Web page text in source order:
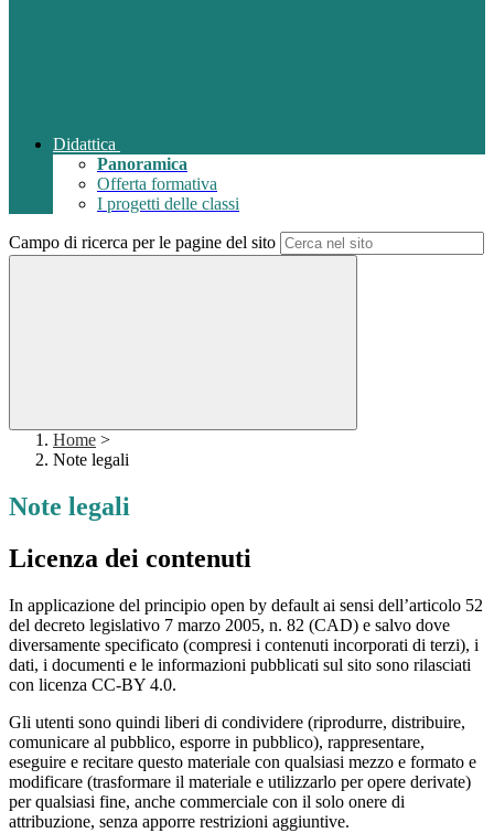
Didattica
Panoramica
Offerta formativa
I progetti delle classi
Campo di ricerca per le pagine del sito
Home >
Note legali
Note legali
Licenza dei contenuti
In applicazione del principio open by default ai sensi dell’articolo 52
del decreto legislativo 7 marzo 2005, n. 82 (CAD) e salvo dove
diversamente specificato (compresi i contenuti incorporati di terzi), i
dati, i documenti e le informazioni pubblicati sul sito sono rilasciati
con licenza CC-BY 4.0.
Gli utenti sono quindi liberi di condividere (riprodurre, distribuire,
comunicare al pubblico, esporre in pubblico), rappresentare,
eseguire e recitare questo materiale con qualsiasi mezzo e formato e
modificare (trasformare il materiale e utilizzarlo per opere derivate)
per qualsiasi fine, anche commerciale con il solo onere di
attribuzione, senza apporre restrizioni aggiuntive.